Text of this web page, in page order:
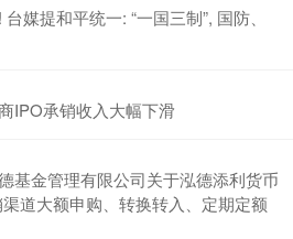
媒提和平统一: “一国三制”, 国防、
IPO承销收入大幅下滑
基金管理有限公司关于泓德添利货币
道大额申购、转换转入、定期定额